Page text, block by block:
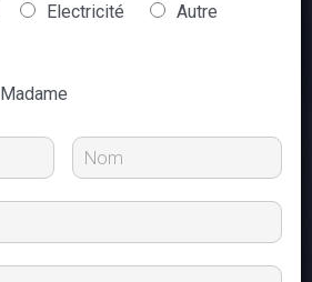
Electricité Autre
Madame